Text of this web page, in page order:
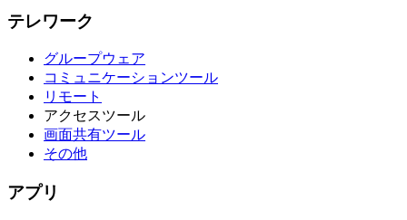
テレワーク
グループウェア
コミュニケーションツール
リモート
アクセスツール
画面共有ツール
その他
アプリ